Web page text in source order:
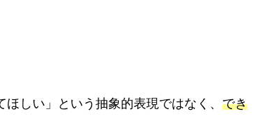
しい」という抽象的表現ではなく、 でき